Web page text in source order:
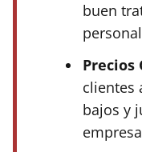
buen
Precios
clientes
bajos y